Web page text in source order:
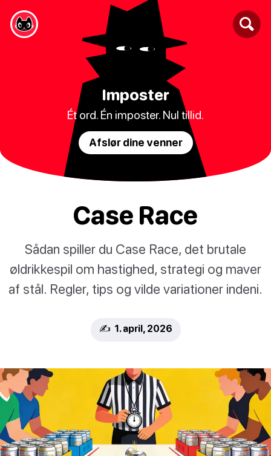
Imposter
Ét ord. Én imposter. Nul tillid.
Afslør dine venner
Case Race
Sådan spiller du Case Race, det brutale
øldrikkespil om hastighed, strategi og maver
af stål. Regler, tips og vilde variationer indeni.
✍️ 1. april, 2026